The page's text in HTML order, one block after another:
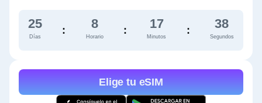
25
Días
: 8
Horario
: 17
Minutos
: 38
Segundos
Elige tu eSIM